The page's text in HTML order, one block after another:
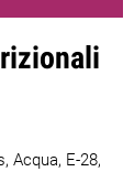
Acqua, E-28,